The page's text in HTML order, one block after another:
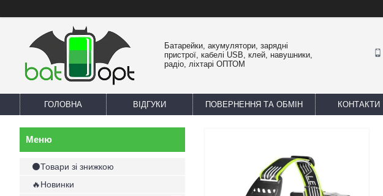
Батарейки, акумулятори, зарядні
пристрої, кабелі USB, клей, навушники,
радіо, ліхтарі ОПТОМ
ГОЛОВНА ВІДГУКИ ПОВЕРНЕННЯ ТА ОБМІН КОНТАКТИ
⚫Товари зі знижкою
🔥Новинки